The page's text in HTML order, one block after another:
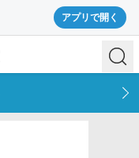
アプリで開く